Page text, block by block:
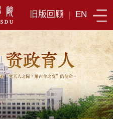
旧版回顾 | EN